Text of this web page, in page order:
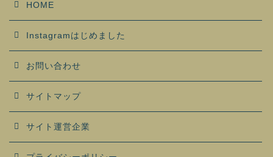
HOME
Instagramはじめました
お問い合わせ
サイトマップ
サイト運営企業